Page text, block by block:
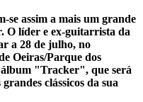
se assim a mais um grande
O líder e ex-guitarrista da
a 28 de julho, no
Oeiras/Parque dos
álbum "Tracker", que será
clássicos da sua